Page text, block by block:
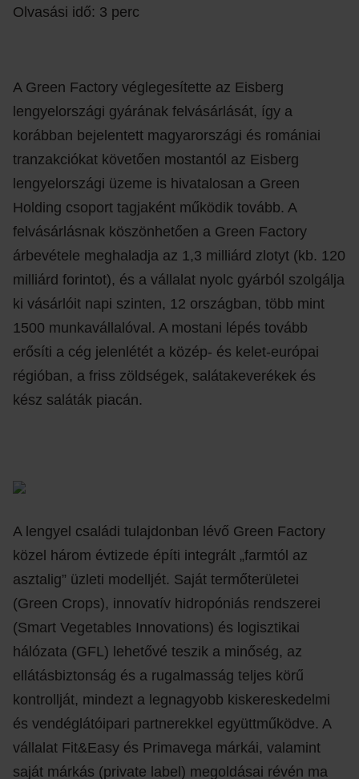
Olvasási idő: 3 perc
A Green Factory véglegesítette az Eisberg
lengyelországi gyárának felvásárlását, így a
korábban bejelentett magyarországi és romániai
tranzakciókat követően mostantól az Eisberg
lengyelországi üzeme is hivatalosan a Green
Holding csoport tagjaként működik tovább. A
felvásárlásnak köszönhetően a Green Factory
árbevétele meghaladja az 1,3 milliárd zlotyt (kb. 120
milliárd forintot), és a vállalat nyolc gyárból szolgálja
ki vásárlóit napi szinten, 12 országban, több mint
1500 munkavállalóval. A mostani lépés tovább
erősíti a cég jelenlétét a közép- és kelet-európai
régióban, a friss zöldségek, salátakeverékek és
kész saláták piacán.
A lengyel családi tulajdonban lévő Green Factory
közel három évtizede építi integrált „farmtól az
asztalig” üzleti modelljét. Saját termőterületei
(Green Crops), innovatív hidropóniás rendszerei
(Smart Vegetables Innovations) és logisztikai
hálózata (GFL) lehetővé teszik a minőség, az
ellátásbiztonság és a rugalmasság teljes körű
kontrollját, mindezt a legnagyobb kiskereskedelmi
és vendéglátóipari partnerekkel együttműködve. A
vállalat Fit&Easy és Primavega márkái, valamint
saját márkás (private label) megoldásai révén ma